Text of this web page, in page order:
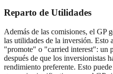
Reparto de Utilidades
Además de las comisiones, el GP
las utilidades de la inversión. Esto
"promote" o "carried interest": un
después de que los inversionistas
rendimiento preferente. Esto